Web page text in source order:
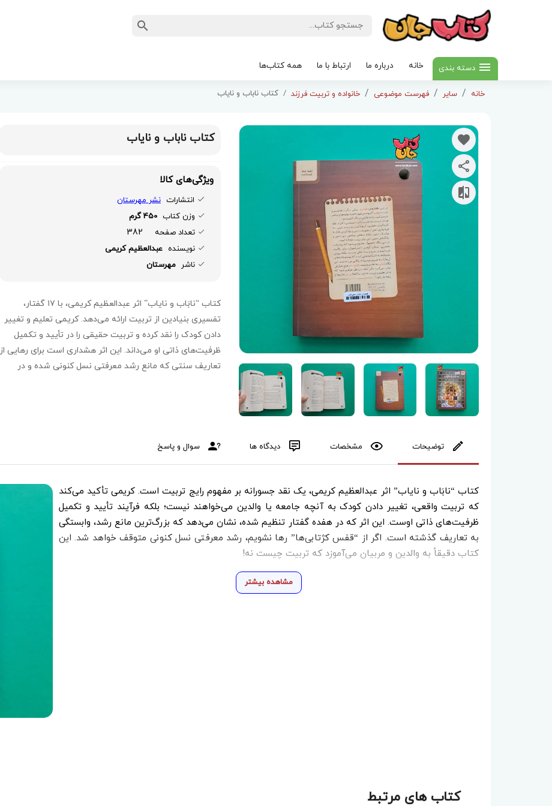
دسته بندی خانه درباره ما ارتباط با ما همه کتاب‌ها
خانه سایر فهرست موضوعی خانواده و تربیت فرزند کتاب ناباب و نایاب
کتاب ناباب و نایاب
ویژگی‌های کالا
انتشارات نشر مهرستان
وزن کتاب 450 گرم
تعداد صفحه
382
نویسنده عبدالعظیم کریمی
ناشر مهرستان
کتاب “نابَاب و نایاب” اثر عبدالعظیم کریمی، با ۱۷ گفتار،
تفسیری بنیادین از تربیت ارائه می‌دهد. کریمی تعلیم و تغییر
دادن کودک را نقد کرده و تربیت حقیقی را در تأیید و تکمیل
ظرفیت‌های ذاتی او می‌داند. این اثر هشداری است برای رهایی از
تعاریف سنتی که مانع رشد معرفتی نسل کنونی شده و در
توضیحات مشخصات دیدگاه ها سوال و پاسخ
کتاب “نابَاب و نایاب” اثر عبدالعظیم کریمی، یک نقد جسورانه بر مفهوم رایج تربیت است. کریمی تأکید می‌کند
که تربیت واقعی، تغییر دادن کودک به آنچه جامعه یا والدین می‌خواهند نیست؛ بلکه فرآیند تأیید و تکمیل
ظرفیت‌های ذاتی اوست. این اثر که در هفده گفتار تنظیم شده، نشان می‌دهد که بزرگ‌ترین مانع رشد، وابستگی
به تعاریف گذشته است. اگر از “قفس کژتابی‌ها” رها نشویم، رشد معرفتی نسل کنونی متوقف خواهد شد. این
کتاب دقیقاً به والدین و مربیان می‌آموزد که تربیت چیست نه!
مشاهده بیشتر
کتاب های مرتبط